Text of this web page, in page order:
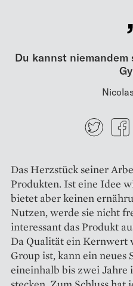
Du kannst niemandem
Das Herzstück seiner
Produkten. Ist eine Idee
bietet aber keinen
Nutzen, werde sie nicht
interessant das Produkt
Da Qualität ein Kernwert
Group ist, kann ein
eineinhalb bis zwei